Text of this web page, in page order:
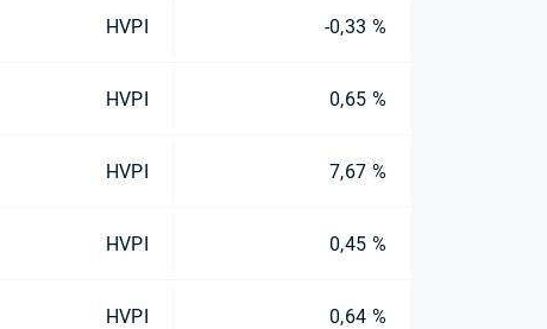
HVPI -0,33 %
HVPI 0,65 %
HVPI 7,67 %
HVPI 0,45 %
HVPI 0,64 %